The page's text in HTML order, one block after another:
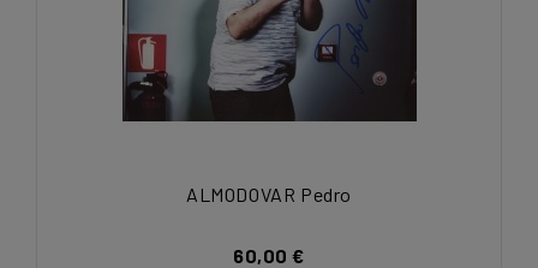
ALMODOVAR Pedro
60,00 €